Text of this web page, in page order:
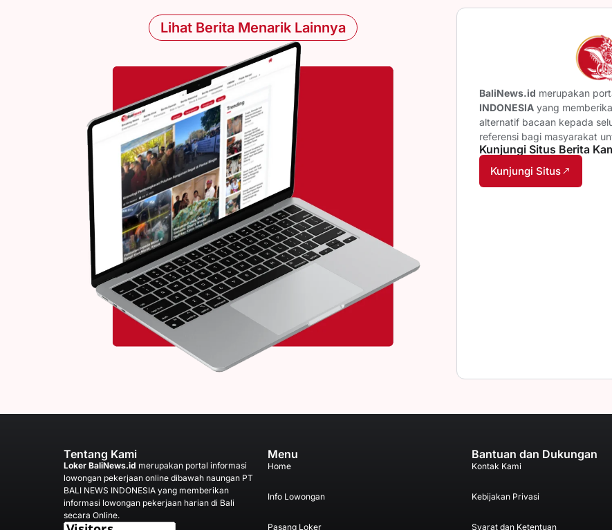
Lihat Berita Menarik Lainnya
BaliNews.id merupakan
INDONESIA yang
alternatif bacaan kepada
referensi bagi masyarakat
Kunjungi Situs Berita
Kunjungi Situs
Tentang Kami
Loker BaliNews.id merupakan portal informasi
lowongan pekerjaan online dibawah naungan PT
BALI NEWS INDONESIA yang memberikan
informasi lowongan pekerjaan harian di Bali
secara Online.
Menu
Home
Info Lowongan
Pasang Loker
Bantuan dan Dukungan
Kontak Kami
Kebijakan Privasi
Syarat dan Ketentuan